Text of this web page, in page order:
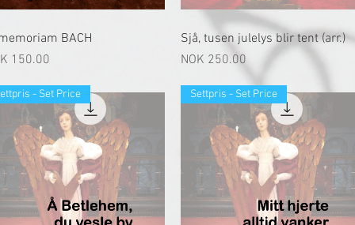
快速瀏覽
BACH
150.00
快速瀏覽
Sjå, tusen julelys blir tent (arr.)
價格
NOK 250.00
- Set Price Settpris - Set Price